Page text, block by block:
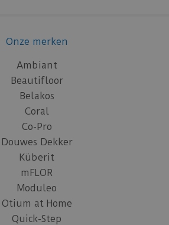
Onze merken
Ambiant
Beautifloor
Belakos
Coral
Co-Pro
Douwes Dekker
Küberit
mFLOR
Moduleo
Otium at Home
Quick-Step